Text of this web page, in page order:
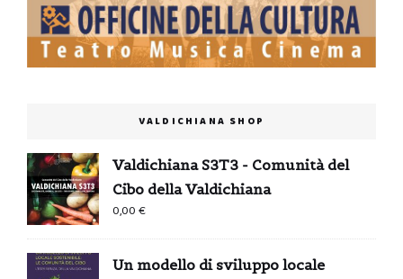
VALDICHIANA SHOP
Valdichiana S3T3 - Comunità del
Cibo della Valdichiana
0,00€
Un modello di sviluppo locale